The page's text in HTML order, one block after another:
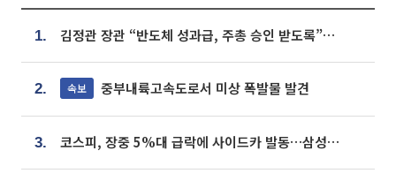
1. 김정관 장관 “반도체 성과급, 주총 승인 받도록”…상법·자본시장법 개정 시사
2. 속보 중부내륙고속도로서 미상 폭발물 발견
3. 코스피, 장중 5%대 급락에 사이드카 발동…삼성·SK 동반 폭락